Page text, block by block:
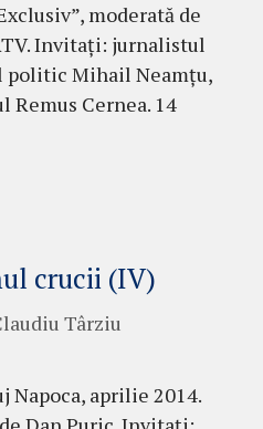
moderată de
Invitați: jurnalistul
politic Mihail Neamțu,
Remus Cernea. 14
crucii (IV)
Târziu
Napoca, aprilie 2014.